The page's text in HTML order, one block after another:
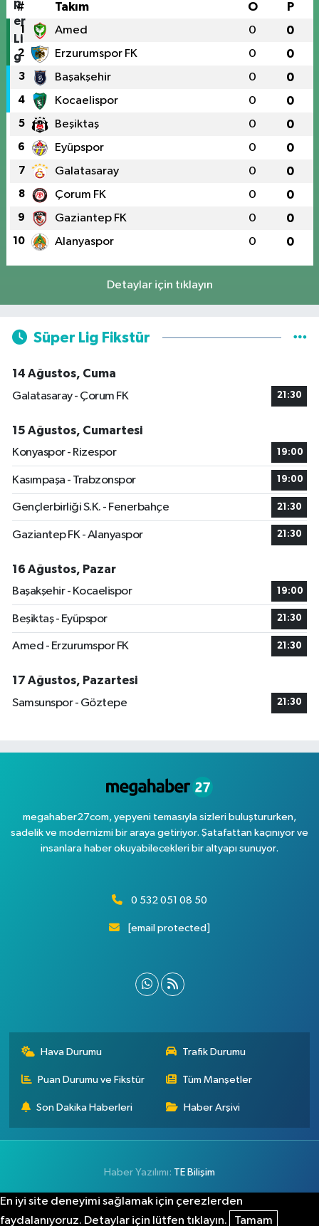
# Takım O P
1 Amed 0 0
2 Erzurumspor FK 0 0
3 Başakşehir 0 0
4 Kocaelispor 0 0
5 Beşiktaş 0 0
6 Eyüpspor 0 0
7 Galatasaray 0 0
8 Çorum FK 0 0
9 Gaziantep FK 0 0
10 Alanyaspor 0 0
Detaylar için tıklayın
Süper Lig Fikstür
14 Ağustos, Cuma
Galatasaray - Çorum FK
21:30
15 Ağustos, Cumartesi
Konyaspor - Rizespor
19:00
Kasımpaşa - Trabzonspor 19:00
Gençlerbirliği S.K. - Fenerbahçe 21:30
Gaziantep FK - Alanyaspor 21:30
16 Ağustos, Pazar
Başakşehir - Kocaelispor
19:00
Beşiktaş - Eyüpspor 21:30
Amed - Erzurumspor FK 21:30
17 Ağustos, Pazartesi
Samsunspor - Göztepe
21:30
megahaber27com, yepyeni temasıyla sizleri buluştururken,
sadelik ve modernizmi bir araya getiriyor. Şatafattan kaçınıyor ve
insanlara haber okuyabilecekleri bir altyapı sunuyor.
0 532 051 08 50
[email protected]
Hava Durumu Trafik Durumu
Puan Durumu ve Fikstür Tüm Manşetler
Son Dakika Haberleri Haber Arşivi
Haber Yazılımı: TE Bilişim
En iyi site deneyimi sağlamak için çerezlerden
faydalanıyoruz. Detaylar için lütfen tıklayın.
Tamam